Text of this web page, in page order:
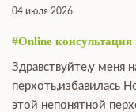
04 июля 2026
#Online консультация
Здравствуйте,у меня
перхоть,избавилась
этой непонятной